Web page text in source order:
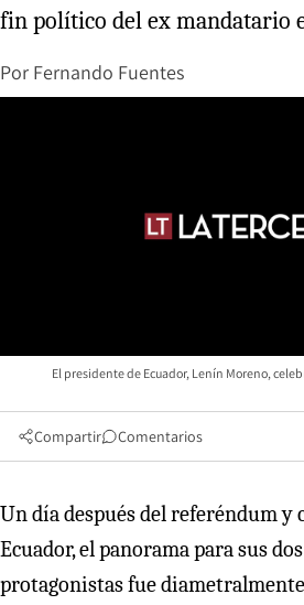
fin político del ex mandatario
Por Fernando Fuentes
El presidente de Ecuador, Lenín Moreno,
Compartir Comentarios
Un día después del referéndum y
Ecuador, el panorama para sus
protagonistas fue